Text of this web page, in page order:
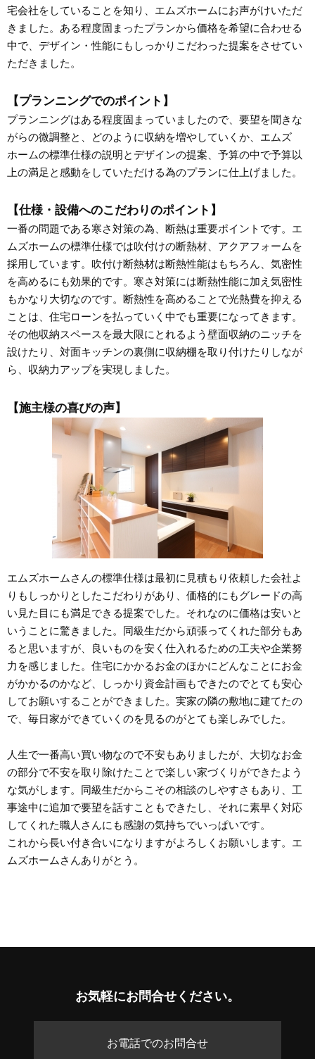
宅会社をしていることを知り、エムズホームにお声がけいただ
きました。ある程度固まったプランから価格を希望に合わせる
中で、デザイン・性能にもしっかりこだわった提案をさせてい
ただきました。
【プランニングでのポイント】
プランニングはある程度固まっていましたので、要望を聞きな
がらの微調整と、どのように収納を増やしていくか、エムズ
ホームの標準仕様の説明とデザインの提案、予算の中で予算以
上の満足と感動をしていただける為のプランに仕上げました。
【仕様・設備へのこだわりのポイント】
一番の問題である寒さ対策の為、断熱は重要ポイントです。エ
ムズホームの標準仕様では吹付けの断熱材、アクアフォームを
採用しています。吹付け断熱材は断熱性能はもちろん、気密性
を高めるにも効果的です。寒さ対策には断熱性能に加え気密性
もかなり大切なのです。断熱性を高めることで光熱費を抑える
ことは、住宅ローンを払っていく中でも重要になってきます。
その他収納スペースを最大限にとれるよう壁面収納のニッチを
設けたり、対面キッチンの裏側に収納棚を取り付けたりしなが
ら、収納力アップを実現しました。
【施主様の喜びの声】
エムズホームさんの標準仕様は最初に見積もり依頼した会社よ
りもしっかりとしたこだわりがあり、価格的にもグレードの高
い見た目にも満足できる提案でした。それなのに価格は安いと
いうことに驚きました。同級生だから頑張ってくれた部分もあ
ると思いますが、良いものを安く仕入れるための工夫や企業努
力を感じました。住宅にかかるお金のほかにどんなことにお金
がかかるのかなど、しっかり資金計画もできたのでとても安心
してお願いすることができました。実家の隣の敷地に建てたの
で、毎日家ができていくのを見るのがとても楽しみでした。
人生で一番高い買い物なので不安もありましたが、大切なお金
の部分で不安を取り除けたことで楽しい家づくりができたよう
な気がします。同級生だからこその相談のしやすさもあり、工
事途中に追加で要望を話すこともできたし、それに素早く対応
してくれた職人さんにも感謝の気持ちでいっぱいです。
これから長い付き合いになりますがよろしくお願いします。エ
ムズホームさんありがとう。
お気軽にお問合せください。
お電話でのお問合せ